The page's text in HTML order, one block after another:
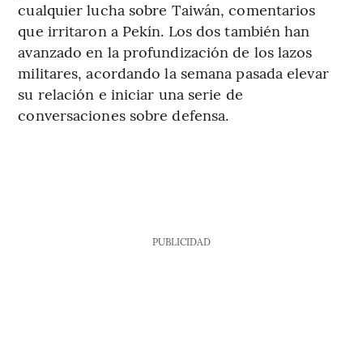
cualquier lucha sobre Taiwán, comentarios
que irritaron a Pekín. Los dos también han
avanzado en la profundización de los lazos
militares, acordando la semana pasada elevar
su relación e iniciar una serie de
conversaciones sobre defensa.
PUBLICIDAD